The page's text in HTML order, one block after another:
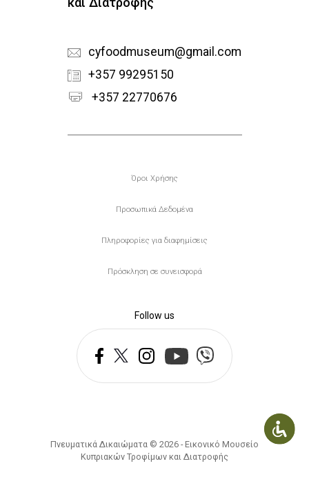
cyfoodmuseum@gmail.com
+357 99295150
+357 22770676
Υποσέλιδο
Όροι Χρήσης
Προσωπικά Δεδομένα
Πληροφορίες για διαφημίσεις
Πρόσκληση σε συνεισφορά
Follow us
Πνευματικά Δικαιώματα © 2026 - Εικονικό Μουσείο
Κυπριακών Τροφίμων και Διατροφής